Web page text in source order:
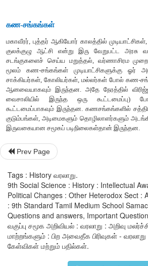
பக்தியோ
எந்தவிதத்திலும்
ஆசிவகர்கள் தென்னிந்தியாவில் சிறு
காலத்தில்
அவர்கள் மீது ஒரு சிறப்பு
இலக்கியமான மணிமேகலை,
நூலான சிவஞானசித்தியார் ஆகிய
பற்றிய செய்திகள் ஓரளவுக்கு உள்ளன.
கண-சங்கங்கள்
குலக்குழு
ஆட்சி என்று
சடங்குகளைச் செய்ய மறுத்தல்,
மூலம்
கண-சங்கங்கள்
சாக்கியர்கள், கோலியர்கள், மல்லர்கள்
ஆனவையாகவும் இருந்தன. அதே
வைசாலியில்
இருந்த ஒரு
கூட்டமைப்பாகவும் இருந்தன
அடிமைகளும்
Prev Page
Tags : History வரலாறு.
9th Social Science : History : Intellectual
Political Changes : Other Heterodox Sect :
: 9th Standard Tamil Medium School
Questions and answers, Important
வகுப்பு சமூக அறிவியல் : வரலாறு : அறிவு
மாற்றங்களும் : பிற அவைதீக பிரிவுகள் -
கேள்விகள் மற்றும் பதில்கள்.